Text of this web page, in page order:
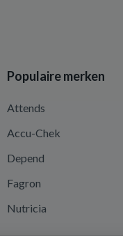
Populaire merken
Attends
Accu-Chek
Depend
Fagron
Nutricia